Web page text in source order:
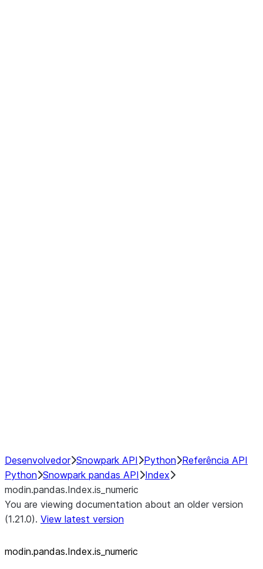
Desenvolvedor Snowpark API Python Referência API
Python Snowpark pandas API
Index
modin.pandas.Index.is_numeric
You are viewing documentation about an older version
(1.21.0). View latest version
modin.pandas.Index.is_ numeric